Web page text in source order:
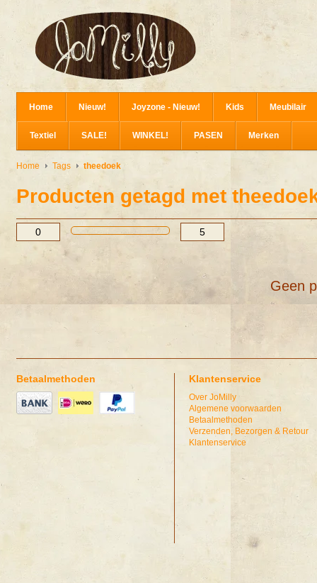
Home Nieuw! Joyzone - Nieuw! Kids Meubilair
Textiel SALE! WINKEL! PASEN Merken
Home Tags theedoek
Producten getagd met
Geen
Betaalmethoden Klantenservice
Over JoMilly
Algemene voorwaarden
Betaalmethoden
Verzenden, Bezorgen & Retour
Klantenservice